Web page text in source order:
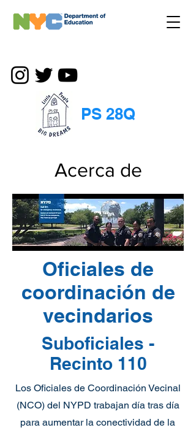
PS 28Q
Acerca de
Oficiales de
coordinación de
vecindarios
Suboficiales -
Recinto 110
Los Oficiales de Coordinación Vecinal
(NCO) del NYPD trabajan día tras día
para aumentar la conectividad de la